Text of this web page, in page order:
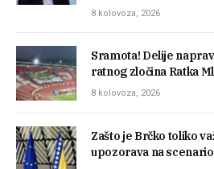
8 kolovoza, 2026
Sramota! Delije
ratnog zločina Ratka
8 kolovoza, 2026
Zašto je Brčko toliko
upozorava na